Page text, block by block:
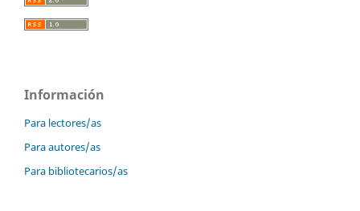
Información
Para lectores/as
Para autores/as
Para bibliotecarios/as